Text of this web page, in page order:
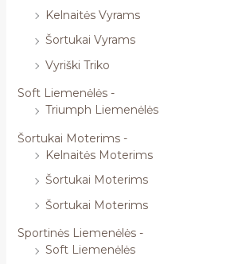
Kelnaitės Vyrams
Šortukai Vyrams
Vyriški Triko
Soft Liemenėlės -
Triumph Liemenėlės
Šortukai Moterims -
Kelnaitės Moterims
Šortukai Moterims
Šortukai Moterims
Sportinės Liemenėlės -
Soft Liemenėlės